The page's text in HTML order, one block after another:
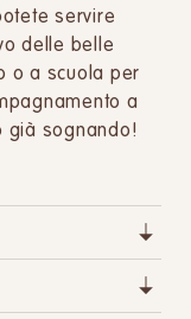
servire
delle belle
o a scuola per
a
già sognando!